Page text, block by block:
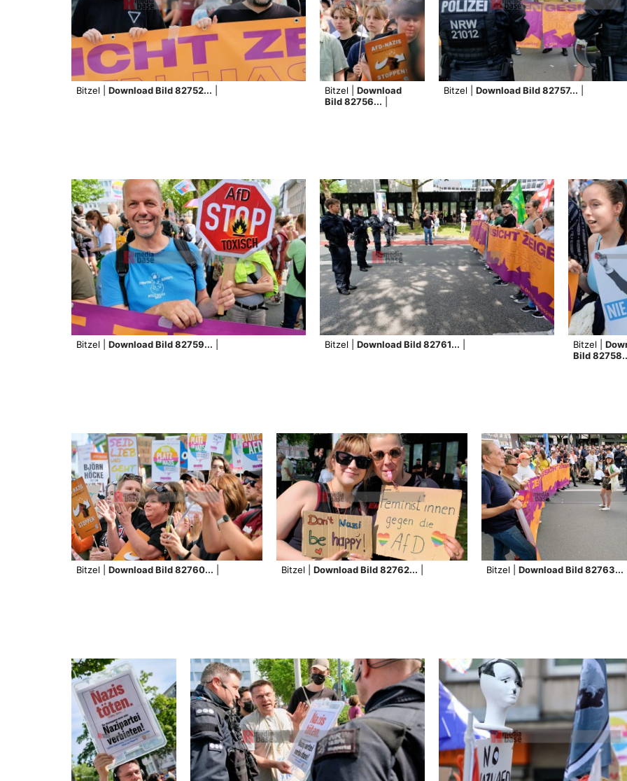
Bitzel | Download Bild 82752... Bitzel | Download
Bild 82756...
Bitzel | Download Bild 82757...
Bitzel | Download Bild 82759... Bitzel | Download Bild 82761... Bitzel |
Bild
Bitzel | Download Bild 82760... Bitzel | Download Bild 82762... Bitzel | Download Bild 82763...